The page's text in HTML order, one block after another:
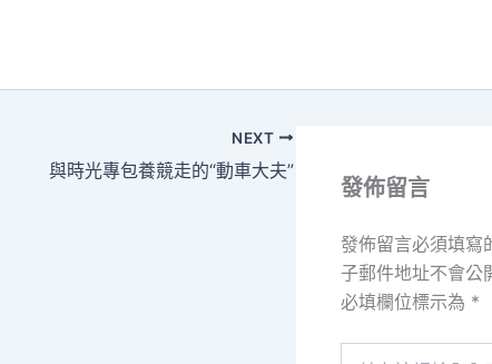
NEXT
與時光專包養競走的“動車大夫”
發佈留言
發佈留言必須填寫
子郵件地址不會公
必填欄位標示為 *